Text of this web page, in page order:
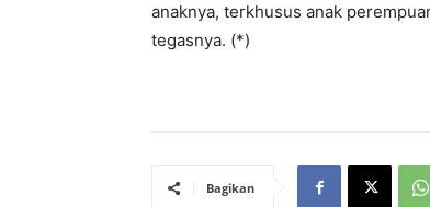
anaknya, terkhusus anak
tegasnya. (*)
Bagikan